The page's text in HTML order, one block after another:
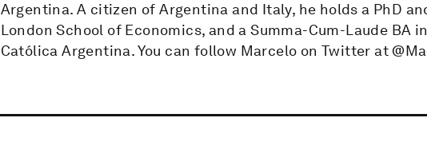
Argentina. A citizen of Argentina and Italy, he holds a PhD
London School of Economics, and a Summa-Cum-Laude BA
Católica Argentina. You can follow Marcelo on Twitter at